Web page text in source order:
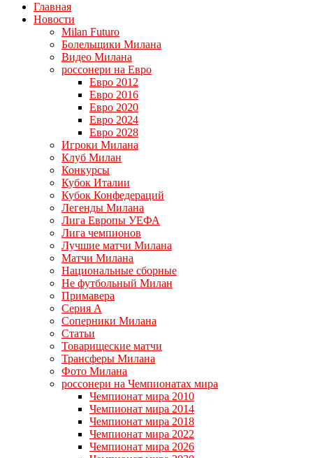
Главная
Новости
Milan Futuro
Болельщики Милана
Видео Милана
россонери на Евро
Евро 2012
Евро 2016
Евро 2020
Евро 2024
Евро 2028
Игроки Милана
Клуб Милан
Конкурсы
Кубок Италии
Кубок Конфедераций
Легенды Милана
Лига Европы УЕФА
Лига чемпионов
Лучшие матчи Милана
Матчи Милана
Национальные сборные
Не футбольный Милан
Примавера
Серия А
Соперники Милана
Статьи
Товарищеские матчи
Трансферы Милана
Фото Милана
россонери на Чемпионатах мира
Чемпионат мира 2010
Чемпионат мира 2014
Чемпионат мира 2018
Чемпионат мира 2022
Чемпионат мира 2026